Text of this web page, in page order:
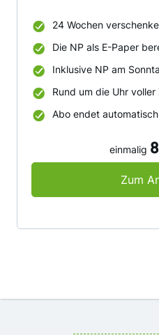
24 Wochen
Die NP als E-Paper
Inklusive NP am
Rund um die Uhr
Abo endet automatisch
einmalig
Zum